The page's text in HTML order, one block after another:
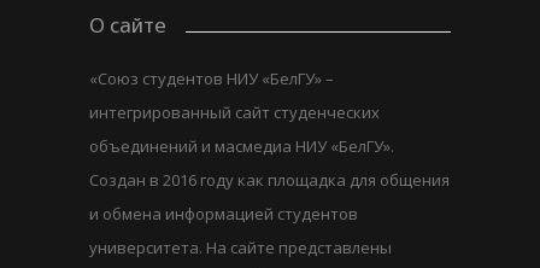
О сайте
«Союз студентов НИУ «БелГУ» –
интегрированный сайт студенческих
объединений и масмедиа НИУ «БелГУ».
Создан в 2016 году как площадка для общения
и обмена информацией студентов
университета. На сайте представлены